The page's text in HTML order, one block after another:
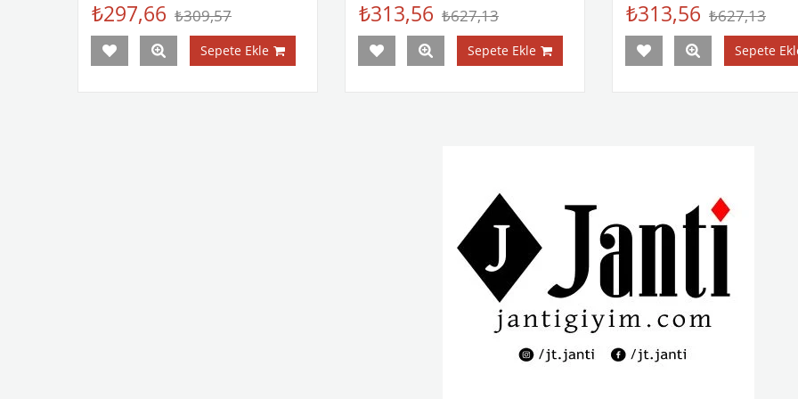
₺297,66 ₺309,57
Sepete Ekle
₺313,56 ₺627,13
Sepete Ekle
₺313,56 ₺627,13
Sepete